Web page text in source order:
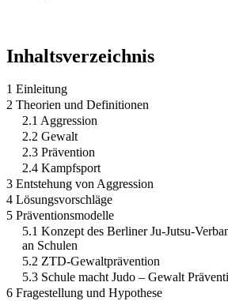
Inhaltsverzeichnis
1 Einleitung
2 Theorien und Definitionen
2.1 Aggression
2.2 Gewalt
2.3 Prävention
2.4 Kampfsport
3 Entstehung von Aggression
4 Lösungsvorschläge
5 Präventionsmodelle
5.1 Konzept des Berliner Ju-Jutsu-
an Schulen
5.2 ZTD-Gewaltprävention
5.3 Schule macht Judo – Gewalt
6 Fragestellung und Hypothese